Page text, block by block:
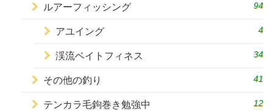
ルアーフィッシング 94
アユイング 4
渓流ベイトフィネス 34
その他の釣り 41
テンカラ毛鉤巻き勉強中 12